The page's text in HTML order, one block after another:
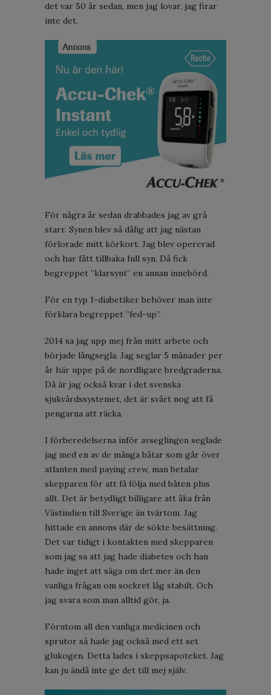
det var 50 år sedan, men jag lovar, jag firar
inte det.
För några år sedan drabbades jag av grå
starr. Synen blev så dålig att jag nästan
förlorade mitt körkort. Jag blev opererad
och har fått tillbaka full syn. Då fick
begreppet ”klarsynt” en annan innebörd.
För en typ 1-diabetiker behöver man inte
förklara begreppet ”fed-up”.
2014 sa jag upp mej från mitt arbete och
började långsegla. Jag seglar 5 månader per
år här uppe på de nordligare bredgraderna.
Då är jag också kvar i det svenska
sjukvårdssystemet, det är svårt nog att få
pengarna att räcka.
I förberedelserna inför avseglingen seglade
jag med en av de många båtar som går över
atlanten med paying crew, man betalar
skepparen för att få följa med båten plus
allt. Det är betydligt billigare att åka från
Västindien till Sverige än tvärtom. Jag
hittade en annons där de sökte besättning.
Det var tidigt i kontakten med skepparen
som jag sa att jag hade diabetes och han
hade inget att säga om det mer än den
vanliga frågan om sockret låg stabilt. Och
jag svara som man alltid gör, ja.
Förutom all den vanliga medicinen och
sprutor så hade jag också med ett set
glukogen. Detta lades i skeppsapoteket. Jag
kan ju ändå inte ge det till mej själv.